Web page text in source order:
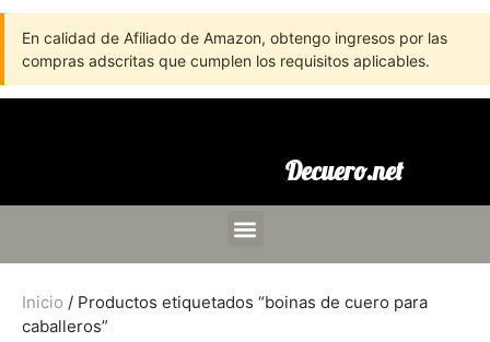
En calidad de Afiliado de Amazon, obtengo ingresos por las
compras adscritas que cumplen los requisitos aplicables.
Decuero.net
Inicio / Productos etiquetados “boinas de cuero para
caballeros”